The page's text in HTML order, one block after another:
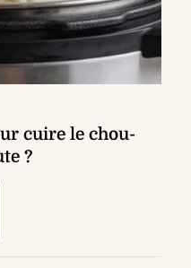
cuire le chou-
?